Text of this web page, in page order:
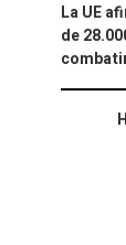
La UE
de